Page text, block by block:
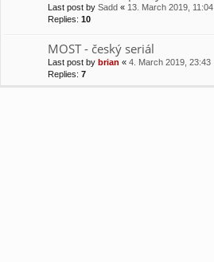
Last post by Sadd « 13. March 2019, 11:04
Replies: 10
MOST - český seriál
Last post by brian « 4. March 2019, 23:43
Replies: 7